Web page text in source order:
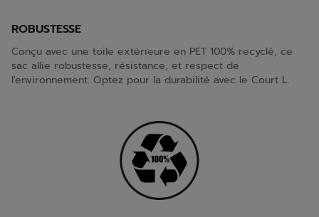
ROBUSTESSE
Conçu avec une toile extérieure en PET 100% recyclé, ce
sac allie robustesse, résistance, et respect de
l'environnement. Optez pour la durabilité avec le Court L.